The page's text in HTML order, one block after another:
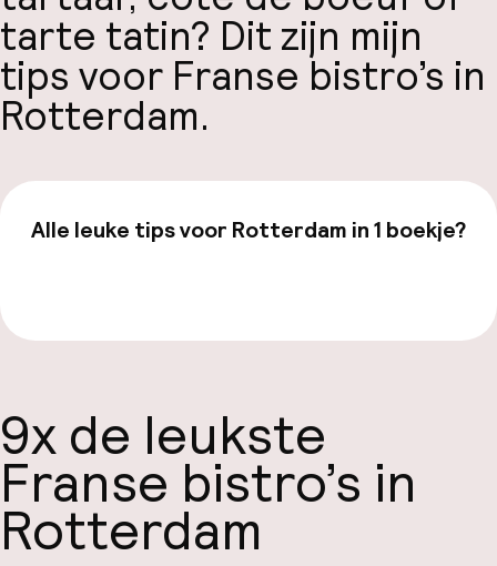
tarte tatin? Dit zijn mijn
tips voor Franse bistro’s in
Rotterdam.
Alle leuke tips voor Rotterdam in 1 boekje?
9x de leukste
Franse bistro’s in
Rotterdam